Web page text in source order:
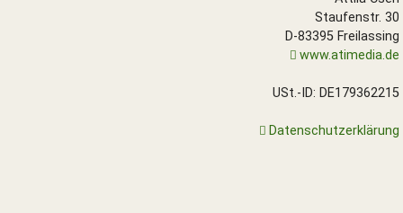
Staufenstr. 30
D-83395 Freilassing
www.atimedia.de
USt.-ID: DE179362215
Datenschutzerklärung